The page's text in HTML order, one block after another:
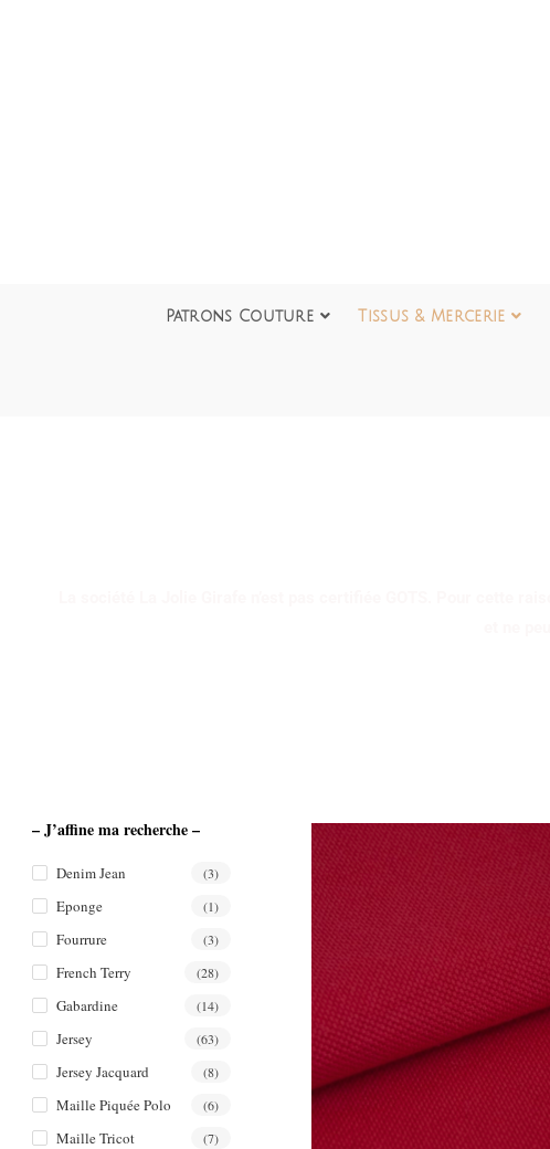
Patrons Couture Tissus & Mercerie
– J’affine ma recherche –
Denim Jean (3)
Eponge (1)
Fourrure (3)
French Terry (28)
Gabardine (14)
Jersey (63)
Jersey Jacquard (8)
Maille Piquée Polo (6)
Maille Tricot (7)